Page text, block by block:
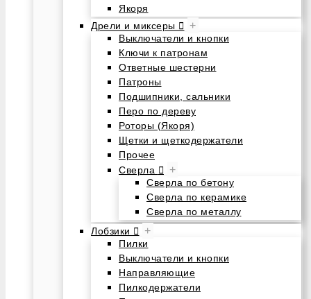
Якоря
Дрели и миксеры
+
Выключатели и кнопки
Ключи к патронам
Ответные шестерни
Патроны
Подшипники, сальники
Перо по дереву
Роторы (Якоря)
Щетки и щеткодержатели
Прочее
Сверла
+
Сверла по бетону
Сверла по керамике
Сверла по металлу
Лобзики
+
Пилки
Выключатели и кнопки
Направляющие
Пилкодержатели